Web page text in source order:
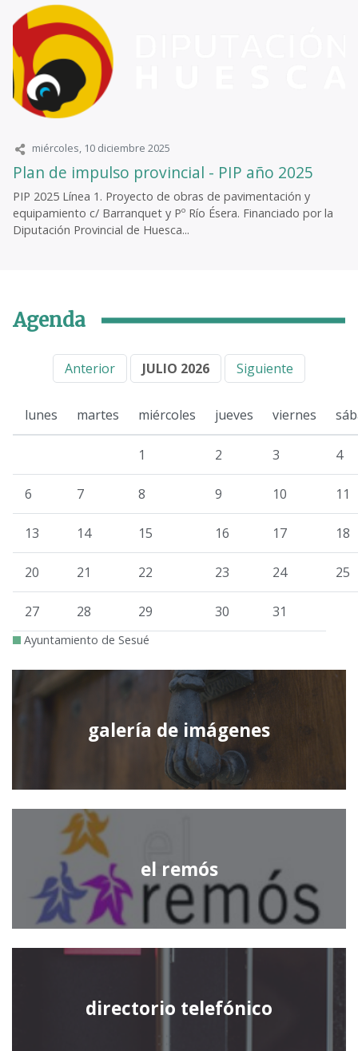
miércoles, 10 diciembre 2025
Plan de impulso provincial - PIP año 2025
PIP 2025 Línea 1. Proyecto de obras de pavimentación y
equipamiento c/ Barranquet y Pº Río Ésera. Financiado por la
Diputación Provincial de Huesca...
Agenda
Anterior JULIO 2026 Siguiente
lunes martes miércoles jueves viernes
1 2 3 4
6 7 8 9 10 11
13 14 15 16 17 18
20 21 22 23 24 25
27 28 29 30 31
Ayuntamiento de Sesué
galería de imágenes
el remós
directorio telefónico